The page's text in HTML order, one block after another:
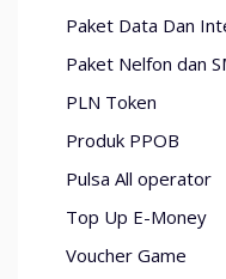
Paket Data Dan
Paket Nelfon dan
PLN Token
Produk PPOB
Pulsa All operator
Top Up E-Money
Voucher Game